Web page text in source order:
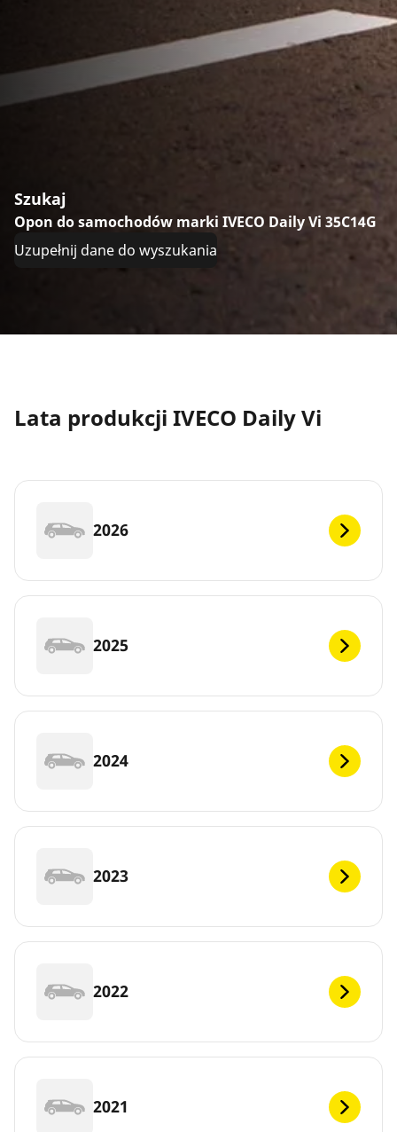
Szukaj
Opon do samochodów marki IVECO Daily Vi 35C14G
Uzupełnij dane do wyszukania
Lata produkcji IVECO Daily Vi
2026
2025
2024
2023
2022
2021